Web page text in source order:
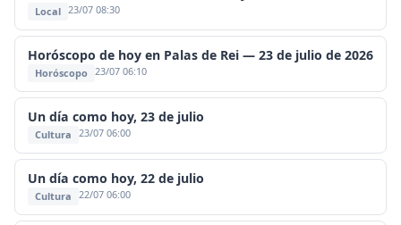
Local 23/07 08:30
Horóscopo de hoy en Palas de Rei — 23 de julio de 2026
Horóscopo 23/07 06:10
Un día como hoy, 23 de julio
Cultura 23/07 06:00
Un día como hoy, 22 de julio
Cultura 22/07 06:00